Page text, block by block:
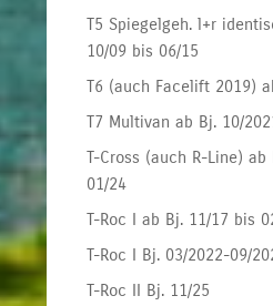
T5 Spiegelgeh. l+r
10/09 bis 06/15
T6 (auch Facelift 2019)
T7 Multivan ab Bj. 10/
T-Cross (auch R-Line)
01/24
T-Roc I ab Bj. 11/17 bis
T-Roc I Bj. 03/2022-09/
T-Roc II Bj. 11/25